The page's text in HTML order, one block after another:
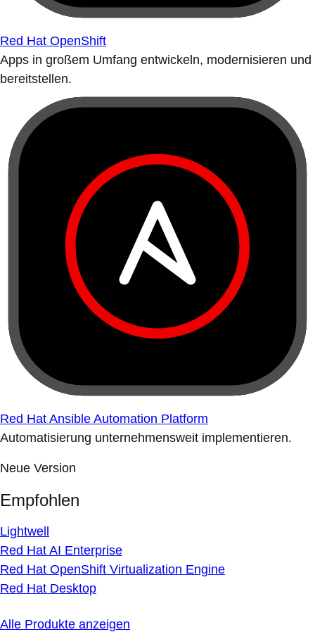
Red Hat OpenShift
Apps in großem Umfang entwickeln, modernisieren und
bereitstellen.
Red Hat Ansible Automation Platform
Automatisierung unternehmensweit implementieren.
Neue Version
Empfohlen
Lightwell
Red Hat AI Enterprise
Red Hat OpenShift Virtualization Engine
Red Hat Desktop
Alle Produkte anzeigen